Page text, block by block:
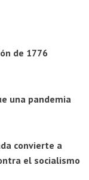
de 1776
una pandemia
convierte a
el socialismo